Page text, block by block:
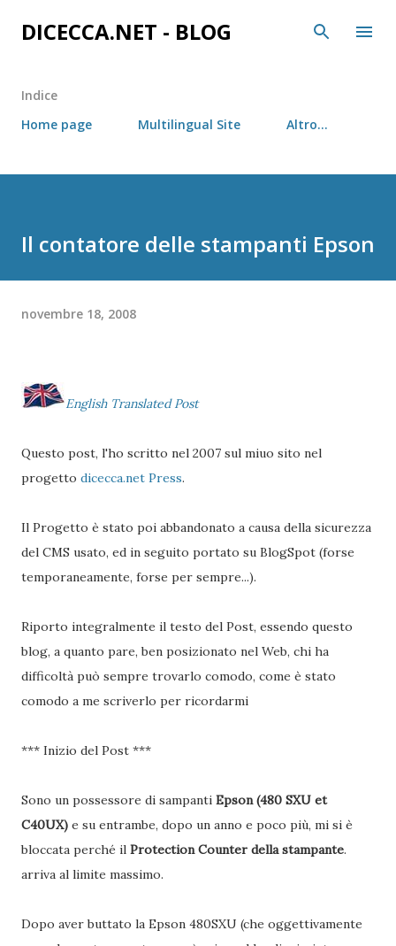
Passa ai contenuti principali
DICECCA.NET - BLOG
Indice
Home page
Multilingual Site Altro…
Il contatore delle stampanti Epson
novembre 18, 2008
English Translated Post
Questo post, l'ho scritto nel 2007 sul miuo sito nel
progetto dicecca.net Press.
Il Progetto è stato poi abbandonato a causa della sicurezza
del CMS usato, ed in seguito portato su BlogSpot (forse
temporaneamente, forse per sempre...).
Riporto integralmente il testo del Post, essendo questo
blog, a quanto pare, ben posizionato nel Web, chi ha
difficoltà può sempre trovarlo comodo, come è stato
comodo a me scriverlo per ricordarmi
*** Inizio del Post ***
Sono un possessore di sampanti Epson (480 SXU et
C40UX) e su entrambe, dopo un anno e poco più, mi si è
bloccata perché il Protection Counter della stampante.
arriva al limite massimo.
Dopo aver buttato la Epson 480SXU (che oggettivamente